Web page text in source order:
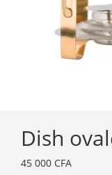
Dish
45 000 CFA